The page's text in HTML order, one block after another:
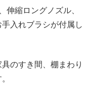
伸縮ロングノズル、
入れブラシが付属し
のすき間、棚まわり